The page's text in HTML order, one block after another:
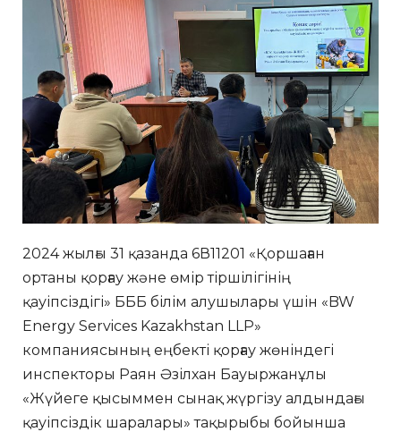
2024 жылғы 31 қазанда 6В11201 «Қоршаған
ортаны қорғау және өмір тіршілігінің
қауіпсіздігі» БББ білім алушылары үшін «BW
Energy Services Kazakhstan LLP»
компаниясының еңбекті қорғау жөніндегі
инспекторы Раян Әзілхан Бауыржанұлы
«Жүйеге қысыммен сынақ жүргізу алдындағы
қауіпсіздік шаралары» тақырыбы бойынша